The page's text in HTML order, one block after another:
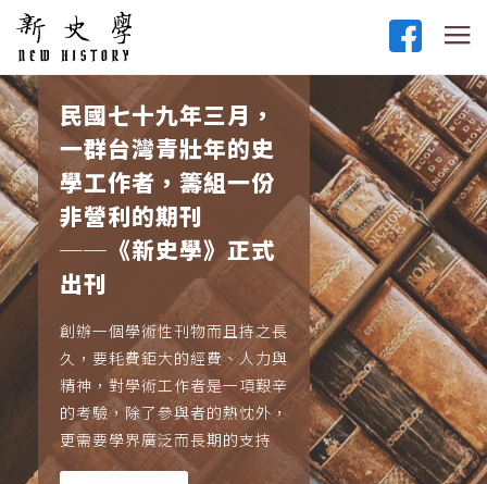
民國七十九年三月，
一群台灣青壯年的史
學工作者，籌組一份
非營利的期刊
──《新史學》正式
出刊
創辦一個學術性刊物而且持之長
久，要耗費鉅大的經費、人力與
精神，對學術工作者是一項艱辛
的考驗，除了參與者的熱忱外，
更需要學界廣泛而長期的支持